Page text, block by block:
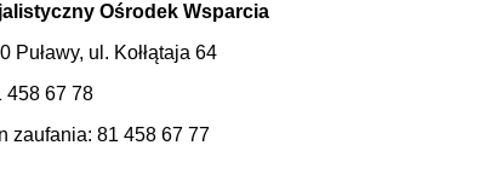
Ośrodek Wsparcia
Puławy, ul. Kołłątaja 64
458 67 78
zaufania: 81 458 67 77